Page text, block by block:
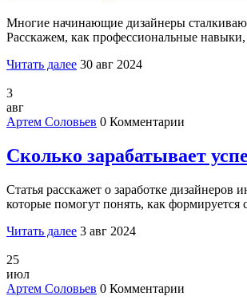
Многие начинающие дизайнеры
Расскажем, как профессиональные
Читать далее 30 авг 2024
3
авг
Артем Соловьев 0 Комментарии
Сколько зарабатывает
Статья расскажет о заработке
которые помогут понять, как формируется
Читать далее 3 авг 2024
25
июл
Артем Соловьев 0 Комментарии